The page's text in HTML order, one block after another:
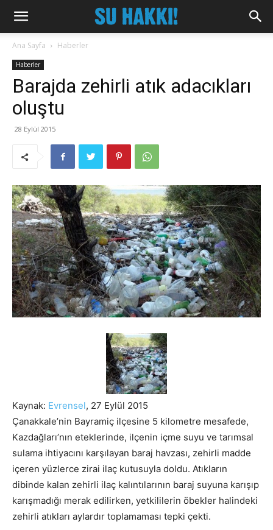
Ana Sayfa Haberler
Haberler
Barajda zehirli atık adacıkları
oluştu
28 Eylül 2015
Kaynak: Evrensel, 27 Eylül 2015
Çanakkale’nin Bayramiç ilçesine 5 kilometre mesafede,
Kazdağları’nın eteklerinde, ilçenin içme suyu ve tarımsal
sulama ihtiyacını karşılayan baraj havzası, zehirli madde
içeren yüzlerce zirai ilaç kutusuyla doldu. Atıkların
dibinde kalan zehirli ilaç kalıntılarının baraj suyuna karışıp
karışmadığı merak edilirken, yetkililerin öbekler halindeki
zehirli atıkları aylardır toplamaması tepki çekti.